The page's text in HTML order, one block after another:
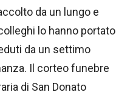
da un lungo e
lo hanno portato
da un settimo
Il corteo funebre
di San Donato